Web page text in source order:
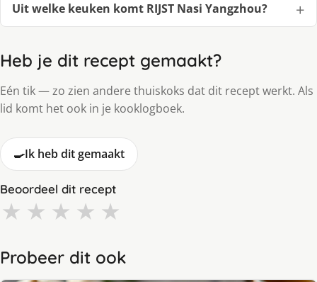
Uit welke keuken komt RIJST Nasi Yangzhou?
Heb je dit recept gemaakt?
Eén tik — zo zien andere thuiskoks dat dit recept werkt. Als
lid komt het ook in je kooklogboek.
🍳Ik heb dit gemaakt
Beoordeel dit recept
★ ★ ★ ★ ★
Probeer dit ook